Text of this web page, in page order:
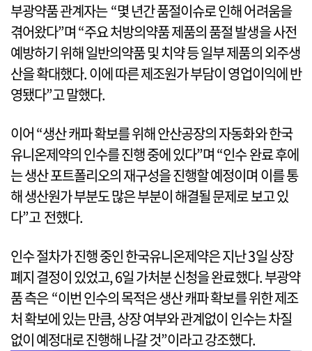
부광약품 관계자는 “몇 년간 품절이슈로 인해 어려움을
겪어왔다”며 “주요 처방의약품 제품의 품절 발생을 사전
예방하기 위해 일반의약품 및 치약 등 일부 제품의 외주생
산을 확대했다. 이에 따른 제조원가 부담이 영업이익에 반
영됐다”고 말했다.
이어 “생산 캐파 확보를 위해 안산공장의 자동화와 한국
유니온제약의 인수를 진행 중에 있다”며 “인수 완료 후에
는 생산 포트폴리오의 재구성을 진행할 예정이며 이를 통
해 생산원가 부분도 많은 부분이 해결될 문제로 보고 있
다”고 전했다.
인수 절차가 진행 중인 한국유니온제약은 지난 3일 상장
폐지 결정이 있었고, 6일 가처분 신청을 완료했다. 부광약
품 측은 “이번 인수의 목적은 생산 캐파 확보를 위한 제조
처 확보에 있는 만큼, 상장 여부와 관계없이 인수는 차질
없이 예정대로 진행해 나갈 것”이라고 강조했다.